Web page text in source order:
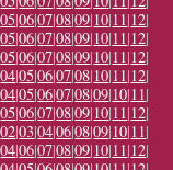
05|06|07|08|09|10|11|12|
05|06|07|08|09|10|11|12|
05|06|07|08|09|10|11|12|
04|05|06|07|08|10|11|12|
04|05|06|07|08|09|10|11|
05|06|07|08|09|10|11|12|
02|03|04|06|08|09|10|11|
04|06|07|08|09|10|11|12|